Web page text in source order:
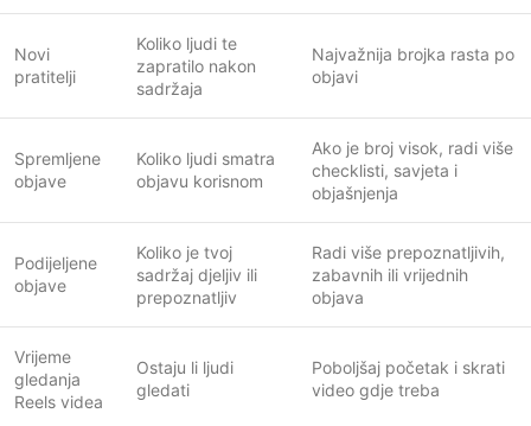
Novi
pratitelji
Koliko ljudi te
zapratilo nakon
sadržaja
Najvažnija brojka rasta po
objavi
Spremljene
objave
Koliko ljudi smatra
objavu korisnom
Ako je broj visok, radi više
checklisti, savjeta i
objašnjenja
Podijeljene
objave
Koliko je tvoj
sadržaj djeljiv ili
prepoznatljiv
Radi više prepoznatljivih,
zabavnih ili vrijednih
objava
Vrijeme
gledanja
Reels videa
Ostaju li ljudi
gledati
Poboljšaj početak i skrati
video gdje treba